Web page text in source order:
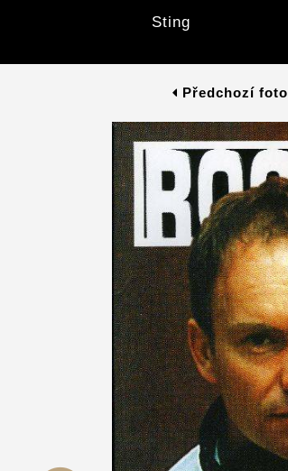
Sting
Předchozí foto